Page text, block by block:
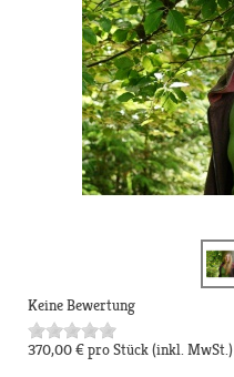
Keine Bewertung
370,00 €pro Stück(inkl. MwSt.)